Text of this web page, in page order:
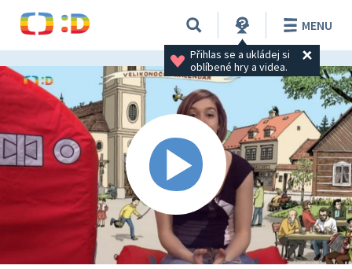
Přihlas se a ukládej si
oblíbené hry a videa.
MENU